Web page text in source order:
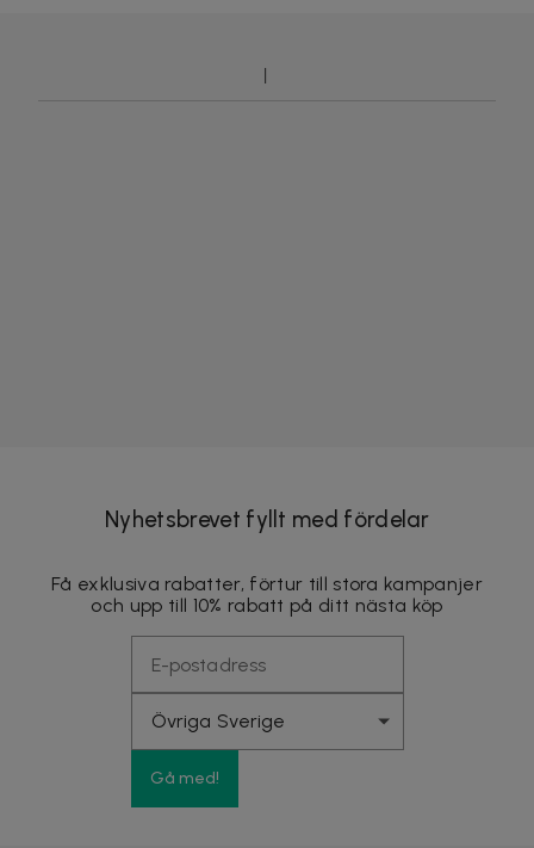
Nyhetsbrevet fyllt med fördelar
Få exklusiva rabatter, förtur till stora kampanjer
och upp till 10% rabatt på ditt nästa köp
Gå med!